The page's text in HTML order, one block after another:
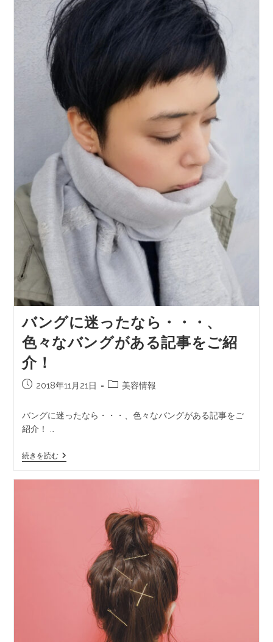
バングに迷ったなら・・・、
色々なバングがある記事をご紹
介！
2018年11月21日 美容情報
バングに迷ったなら・・・、色々なバングがある記事をご
紹介！ …
続きを読む